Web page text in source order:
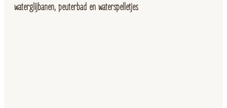
waterglijbanen, peuterbad en waterspelletjes.